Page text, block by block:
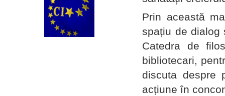
Prin această
spațiu de dialog
Catedra de
bibliotecari,
discuta despre
acțiune în